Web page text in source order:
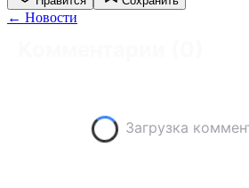
← Новости
Загрузка